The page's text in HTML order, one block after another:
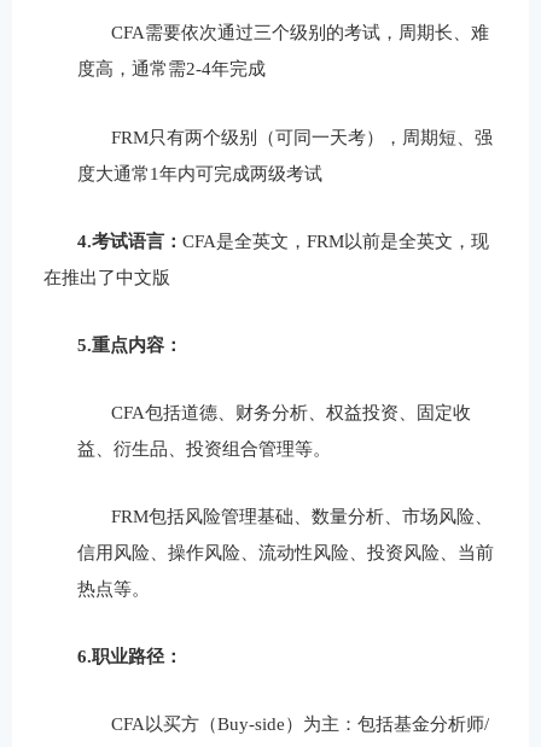
CFA需要依次通过三个级别的考试 ，周期长、难
度高，通常需2-4年完成
FRM只有两个级别（可同一天考）
，周期短、强
度大通常1年内可完成两级考试
4.考试语言 ：CFA是全英文 ，FRM以前是全英文 ，现
在推出了中文版
5.重点内容 ：
CFA包括道德、财务分析、权益投资、固定收
益、衍生品、投资组合管理等。
FRM包括风险管理基础、数量分析、市场风险、
信用风险、操作风险、流动性风险、投资风险、当前
热点等。
6.职业路径 ：
CFA以买方（Buy-side）为主：包括基金分析师/